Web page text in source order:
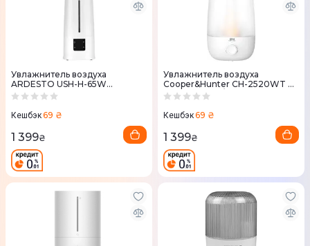
Увлажнитель воздуха
ARDESTO USH-H-65W
ультразвуковой, 40м2, 6.5л,
Кешбэк69 ₴
1 399₴
Увлажнитель воздуха
Cooper&Hunter CH-2520WT 25
м² 2 л 250 мл/г
Кешбэк69 ₴
1 399₴